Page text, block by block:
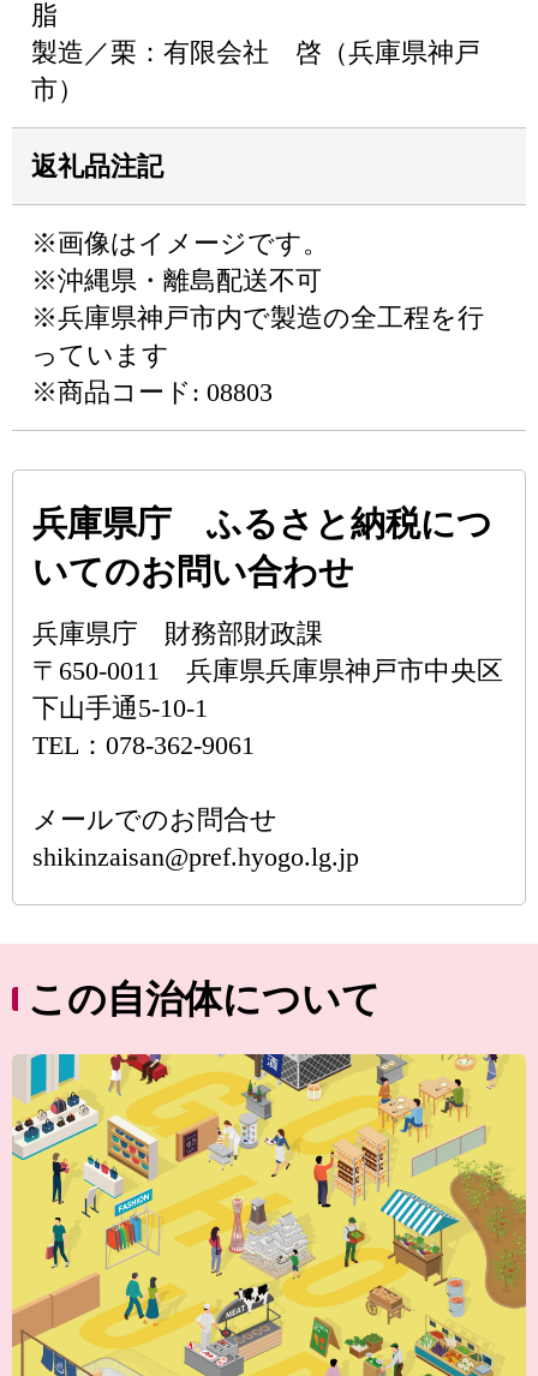
脂
製造／栗：有限会社 啓（兵庫県神戸
市）
返礼品注記
※画像はイメージです。
※沖縄県・離島配送不可
※兵庫県神戸市内で製造の全工程を行
っています
※商品コード: 08803
兵庫県庁 ふるさと納税につ
いてのお問い合わせ
兵庫県庁 財務部財政課
〒650-0011 兵庫県兵庫県神戸市中央区
下山手通5-10-1
TEL：078-362-9061
メールでのお問合せ
shikinzaisan@pref.hyogo.lg.jp
この自治体について